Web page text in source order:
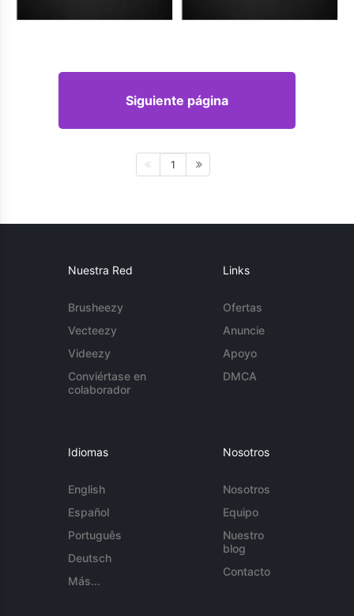
Siguiente página
1
Nuestra Red
Brusheezy
Vecteezy
Videezy
Conviértase en
colaborador
Links
Ofertas
Anuncie
Apoyo
DMCA
Idiomas
English
Español
Português
Deutsch
Más...
Nosotros
Nosotros
Equipo
Nuestro
blog
Contacto